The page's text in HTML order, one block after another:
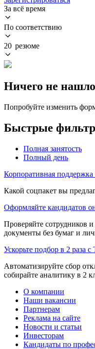
За всё время
По соответствию
20 резюме
Ничего не
Попробуйте изменить
Быстрые
Полная занятость
Полный день
Корпоративная поддержка
Какой соцпакет вы
Оформляйте кандидатов
Проверяйте сотрудников
документы без бумаг и
Ускорьте подбор в 2 раза с
Автоматизируйте сбор
собирайте аналитику в 2
О компании
Наши вакансии
Партнерам
Реклама на сайте
Новости и статьи
Инвесторам
Кандидаты по